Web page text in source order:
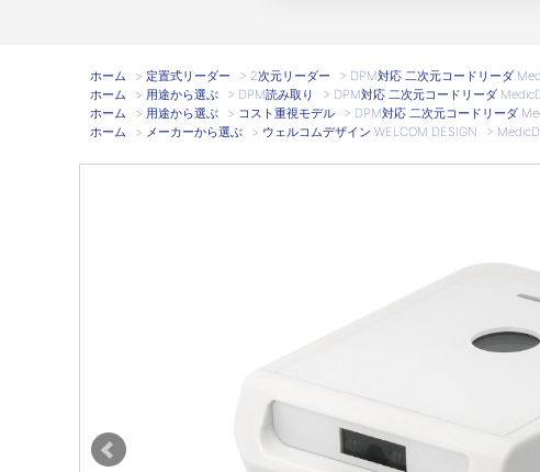
ホーム > 定置式リーダー > 2次元リーダー > DPM対応 二次元コードリーダ
ホーム
> 用途から選ぶ > DPM読み取り > DPM対応 二次元コードリーダ
ホーム
> 用途から選ぶ > コスト重視モデル > DPM対応 二次元コードリーダ
ホーム
> メーカーから選ぶ > ウェルコムデザイン WELCOM DESIGN >